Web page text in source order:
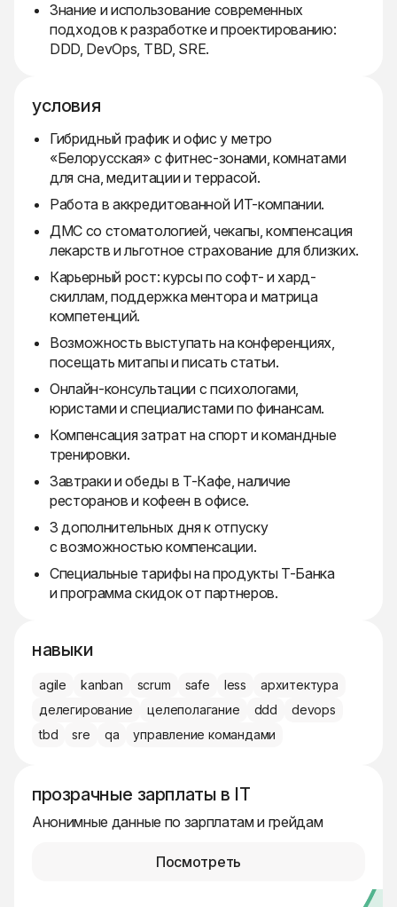
Знание и использование современных
подходов к разработке и проектированию:
DDD, DevOps, TBD, SRE.
условия
Гибридный график и офис у метро
«Белорусская» с фитнес-зонами, комнатами
для сна, медитации и террасой.
Работа в аккредитованной ИТ-компании.
ДМС со стоматологией, чекапы, компенсация
лекарств и льготное страхование для близких.
Карьерный рост: курсы по софт- и хард-
скиллам, поддержка ментора и матрица
компетенций.
Возможность выступать на конференциях,
посещать митапы и писать статьи.
Онлайн-консультации с психологами,
юристами и специалистами по финансам.
Компенсация затрат на спорт и командные
тренировки.
Завтраки и обеды в Т-Кафе, наличие
ресторанов и кофеен в офисе.
3 дополнительных дня к отпуску
с возможностью компенсации.
Специальные тарифы на продукты Т-Банка
и программа скидок от партнеров.
навыки
agile kanban scrum safe less
архитектура
делегирование
целеполагание ddd
devops
tbd
sre qa управление командами
прозрачные зарплаты в IT
Анонимные данные по зарплатам и грейдам
Посмотреть